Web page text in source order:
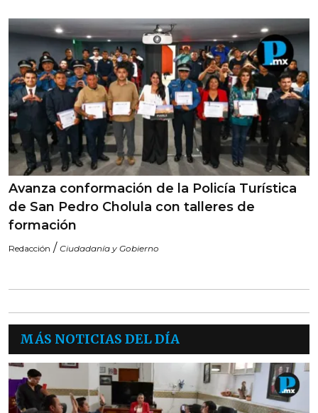
Avanza conformación de la Policía Turística
de San Pedro Cholula con talleres de
formación
Redacción / Ciudadanía y Gobierno
MÁS NOTICIAS DEL DÍA